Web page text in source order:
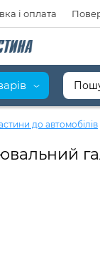
і оплата
до автомобілів